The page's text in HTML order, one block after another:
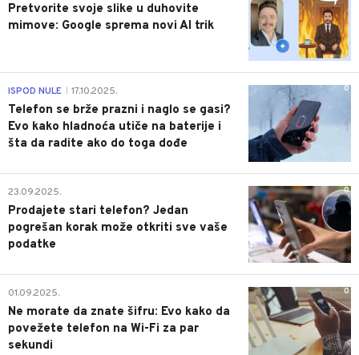
Pretvorite svoje slike u duhovite
mimove: Google sprema novi AI trik
0
ISPOD NULE 17.10.2025.
Telefon se brže prazni i naglo se gasi?
Evo kako hladnoća utiče na baterije i
šta da radite ako do toga dođe
0
23.09.2025.
Prodajete stari telefon? Jedan
pogrešan korak može otkriti sve vaše
podatke
0
01.09.2025.
Ne morate da znate šifru: Evo kako da
povežete telefon na Wi-Fi za par
sekundi